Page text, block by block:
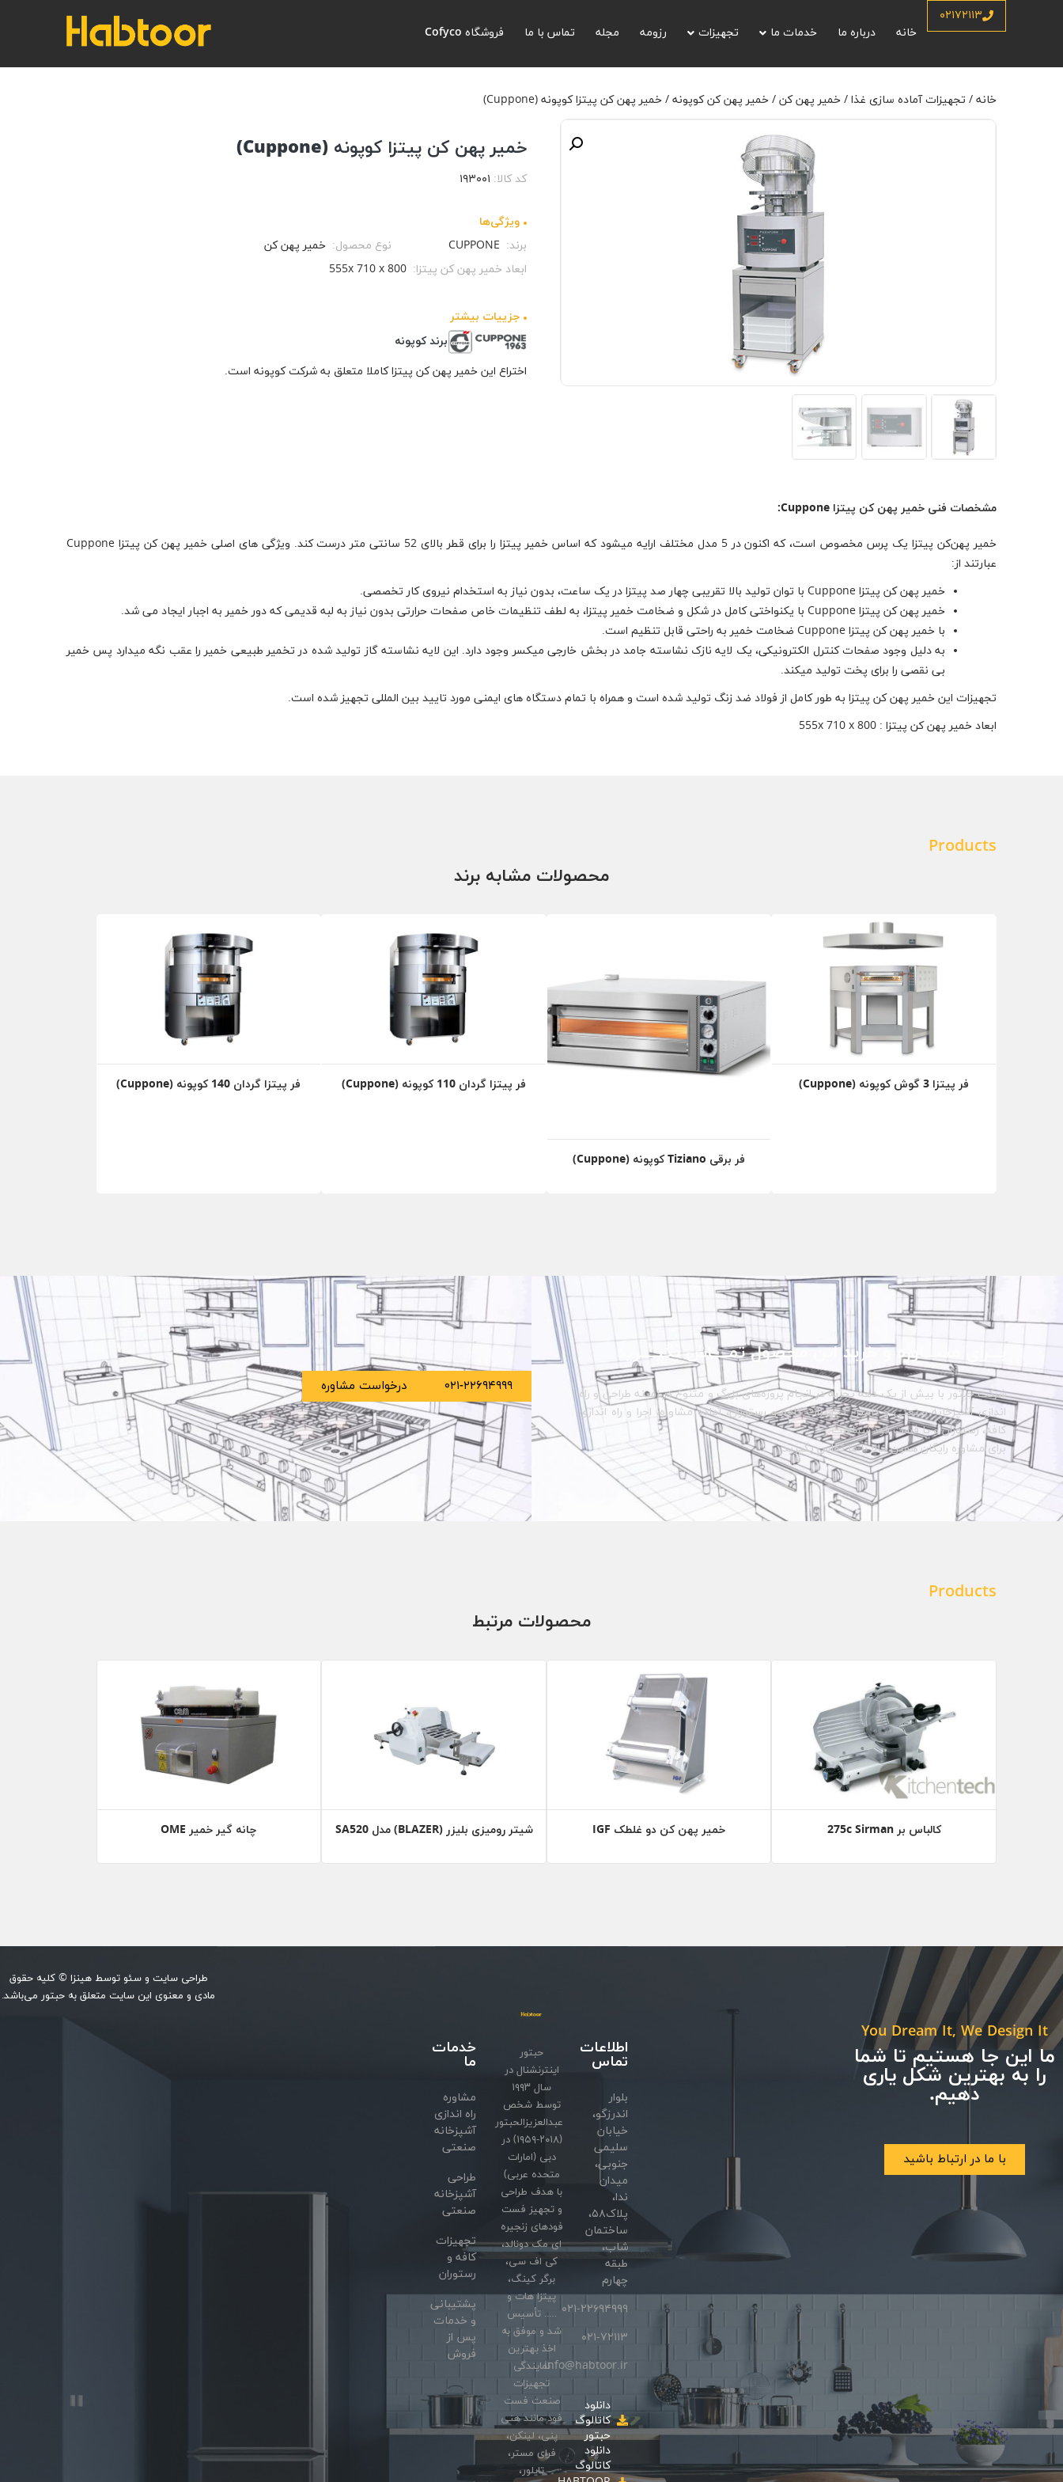
۰۲۱۷۲۱۱۳
خانه
درباره ما خدمات ما تجهیزات رزومه مجله تماس با ما فروشگاه Cofyco
تجهیزات آماده سازی غذا
خانه / تجهیزات آماده سازی غذا / خمیر پهن کن / خمیر پهن کن کوپونه / خمیر پهن کن پیتزا کوپونه (Cuppone)
خمیر پهن کن پیتزا کوپونه (Cuppone)
برند کوپونه
اختراع این خمیر پهن کن پیتزا کاملا متعلق به شرکت کوپونه است.
کد کالا: ۱۹۳۰۰۱
ویژگی‌ها
برند: CUPPONE نوع محصول: خمیر پهن کن
ابعاد خمیر پهن کن پیتزا: 555x 710 x 800
جزيیات بیشتر
مشخصات فنی خمیر پهن کن پیتزا Cuppone:
خمیر پهن کن پیتزا یک پرس مخصوص است، که اکنون در 5 مدل مختلف ارایه میشود که اساس خمیر پیتزا را برای قطر بالای 52 سانتی متر درست کند. ویژگی های اصلی خمیر پهن کن پیتزا Cuppone
عبارتند از:
خمیر پهن کن پیتزا Cuppone با توان تولید بالا تقریبی چهار صد پیتزا در یک ساعت، بدون نیاز به استخدام نیروی کار تخصصی.
خمیر پهن کن پیتزا Cuppone با یکنواختی کامل در شکل و ضخامت خمیر پیتزا، به لطف تنظیمات خاص صفحات حرارتی بدون نیاز به لبه قدیمی که دور خمیر به اجبار ایجاد می شد.
با خمیر پهن کن پیتزا Cuppone ضخامت خمیر به راحتی قابل تنظیم است.
به دلیل وجود صفحات کنترل الکترونیکی، یک لایه نازک نشاسته جامد در بخش خارجی میکسر وجود دارد. این لایه نشاسته گاز تولید شده در تخمیر طبیعی خمیر را عقب نگه میدارد پس خمیر
بی نقصی را برای پخت تولید میکند.
تجهیزات این خمیر پهن کن پیتزا به طور کامل از فولاد ضد زنگ تولید شده است و همراه با تمام دستگاه های ایمنی مورد تایید بین المللی تجهیز شده است.
ابعاد خمیر پهن کن پیتزا : 555x 710 x 800
Products
محصولات مشابه برند
فر پیتزا 3 گوش کوپونه (Cuppone)
فر برقی Tiziano کوپونه (Cuppone)
فر پیتزا گردان 110 کوپونه (Cuppone) فر پیتزا گردان 140 کوپونه (Cuppone)
بـــرای مشـــاوره و خرید این محصول تمــــاس بگیــــرید
شرکت حبتور با بیش از یک دهه تجربه در انجام پروژه‌های بزرگ و متنوع در زمینه طراحی و راه
اندازی آشپزخانه صنعتی و تامین تجهیزات کافه و رستوران، آماده مشاوره، اجرا و راه اندازی
کافه، رستوران و یا فست فود شماست.
برای مشاوره رایگان همین حالا با ما تماس بگیرید.
۰۲۱-۲۲۶۹۴۹۹۹ درخواست مشاوره
Products
محصولات مرتبط
کالباس بر 275c Sirman خمیر پهن کن دو غلطک IGF شیتر رومیزی بلیزر (BLAZER) مدل SA520 چانه گیر خمیر OME
You Dream It, We Design It
ما این جا هستیم تا شما
را به بهترین شکل یاری
دهیم.
با ما در ارتباط باشید
اطلاعات
تماس
بلوار
اندرزگو،
خیابان
سلیمی
جنوبی،
میدان
ندا،
پلاک۵۸،
ساختمان
شاب،
طبقه
چهارم
۰۲۱-۲۲۶۹۴۹۹۹
۰۲۱-۷۲۱۱۳
info@habtoor.ir
دانلود
کاتالوگ
حبتور
دانلود
کاتالوگ
حبتور
اینترنشنال در
سال ۱۹۹۳
توسط شخص
عبدالعزیزالحبتور
(۲۰۱۸-۱۹۵۹) در
دبی (امارات
متحده عربی)
با هدف طراحی
و تجهیز فست
فودهای زنجیره
ای مک دونالد،
کی اف سی،
برگر کینگ،
پیتزا هات و
….. تأسیس
شد و موفق به
اخذ بهترین
نمایندگی
تجهیزات
صنعت فست
فود مانند هنی
پنی، لینکن،
فرای مستر،
تایلور،
خدمات
ما
مشاوره
راه اندازی
آشپزخانه
صنعتی
طراحی
آشپزخانه
صنعتی
تجهیزات
کافه و
رستوران
پشتیبانی
و خدمات
پس از
فروش
طراحی سایت وسئو توسطهینزا © کلیه حقوق
مادی و معنوی این سایت متعلق به حبتور می‌باشد.